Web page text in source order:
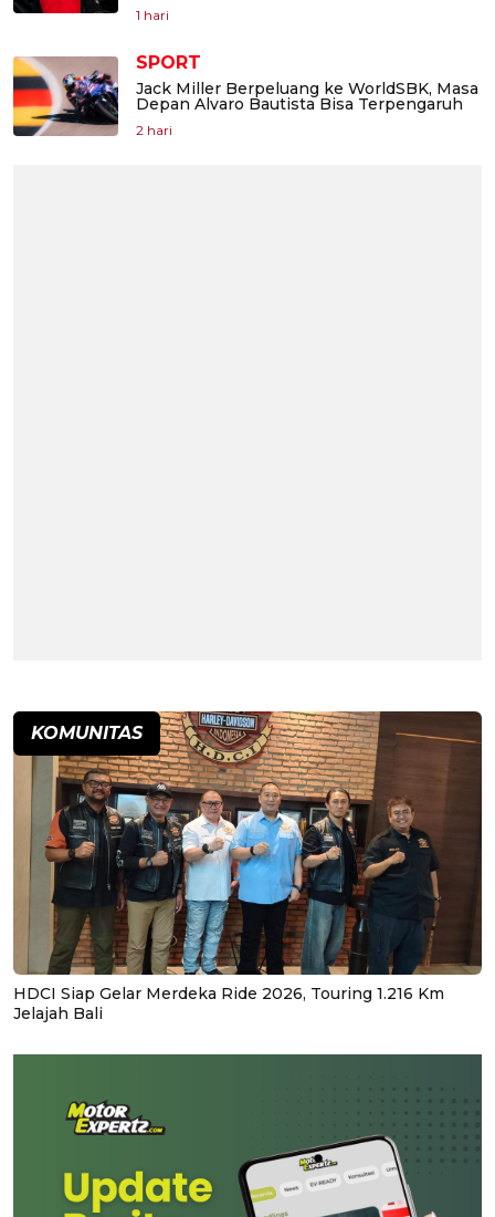
1 hari
SPORT
Jack Miller Berpeluang ke WorldSBK, Masa
Depan Alvaro Bautista Bisa Terpengaruh
2 hari
KOMUNITAS
HDCI Siap Gelar Merdeka Ride 2026, Touring 1.216 Km
Jelajah Bali